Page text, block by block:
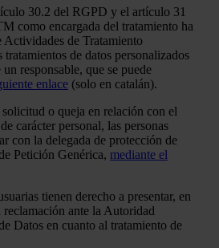
30.2 del RGPD y el artículo 31
como encargada del tratamiento ha
Actividades de Tratamiento
de datos personalizados
responsable, que se puede
enlace (solo en catalán).
o queja en relación con el
carácter personal, las personas
con la delegada de protección de
Petición Genérica, mediante el
tienen derecho a presentar, en
ante la Autoridad
Datos en cuanto al tratamiento de